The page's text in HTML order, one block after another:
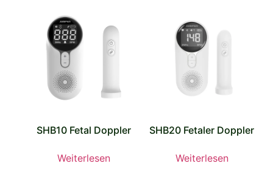
SHB10 Fetal Doppler
Weiterlesen
SHB20 Fetaler Doppler
Weiterlesen